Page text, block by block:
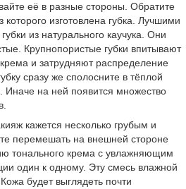
её в разные стороны. Обратите
изготовлена губка. Лучшими
из натурального каучука. Они
Крупнопористые губки впитывают
и затрудняют распределение
сразу же сполосните в тёплой
Иначе на ней появится множество
кажется несколько грубым и
перемешать на внешней стороне
тонального крема с увлажняющим
один к одному. Эту смесь влажной
будет выглядеть почти